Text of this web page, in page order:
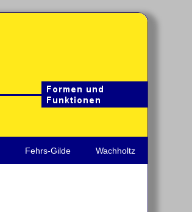
Fehrs-Gilde Wachholtz